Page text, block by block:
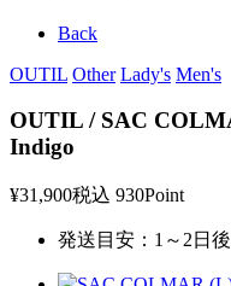
Back
OUTIL Other Lady's Men's
OUTIL / SAC
Indigo
¥31,900税込 930Point
発送目安：1～2日後